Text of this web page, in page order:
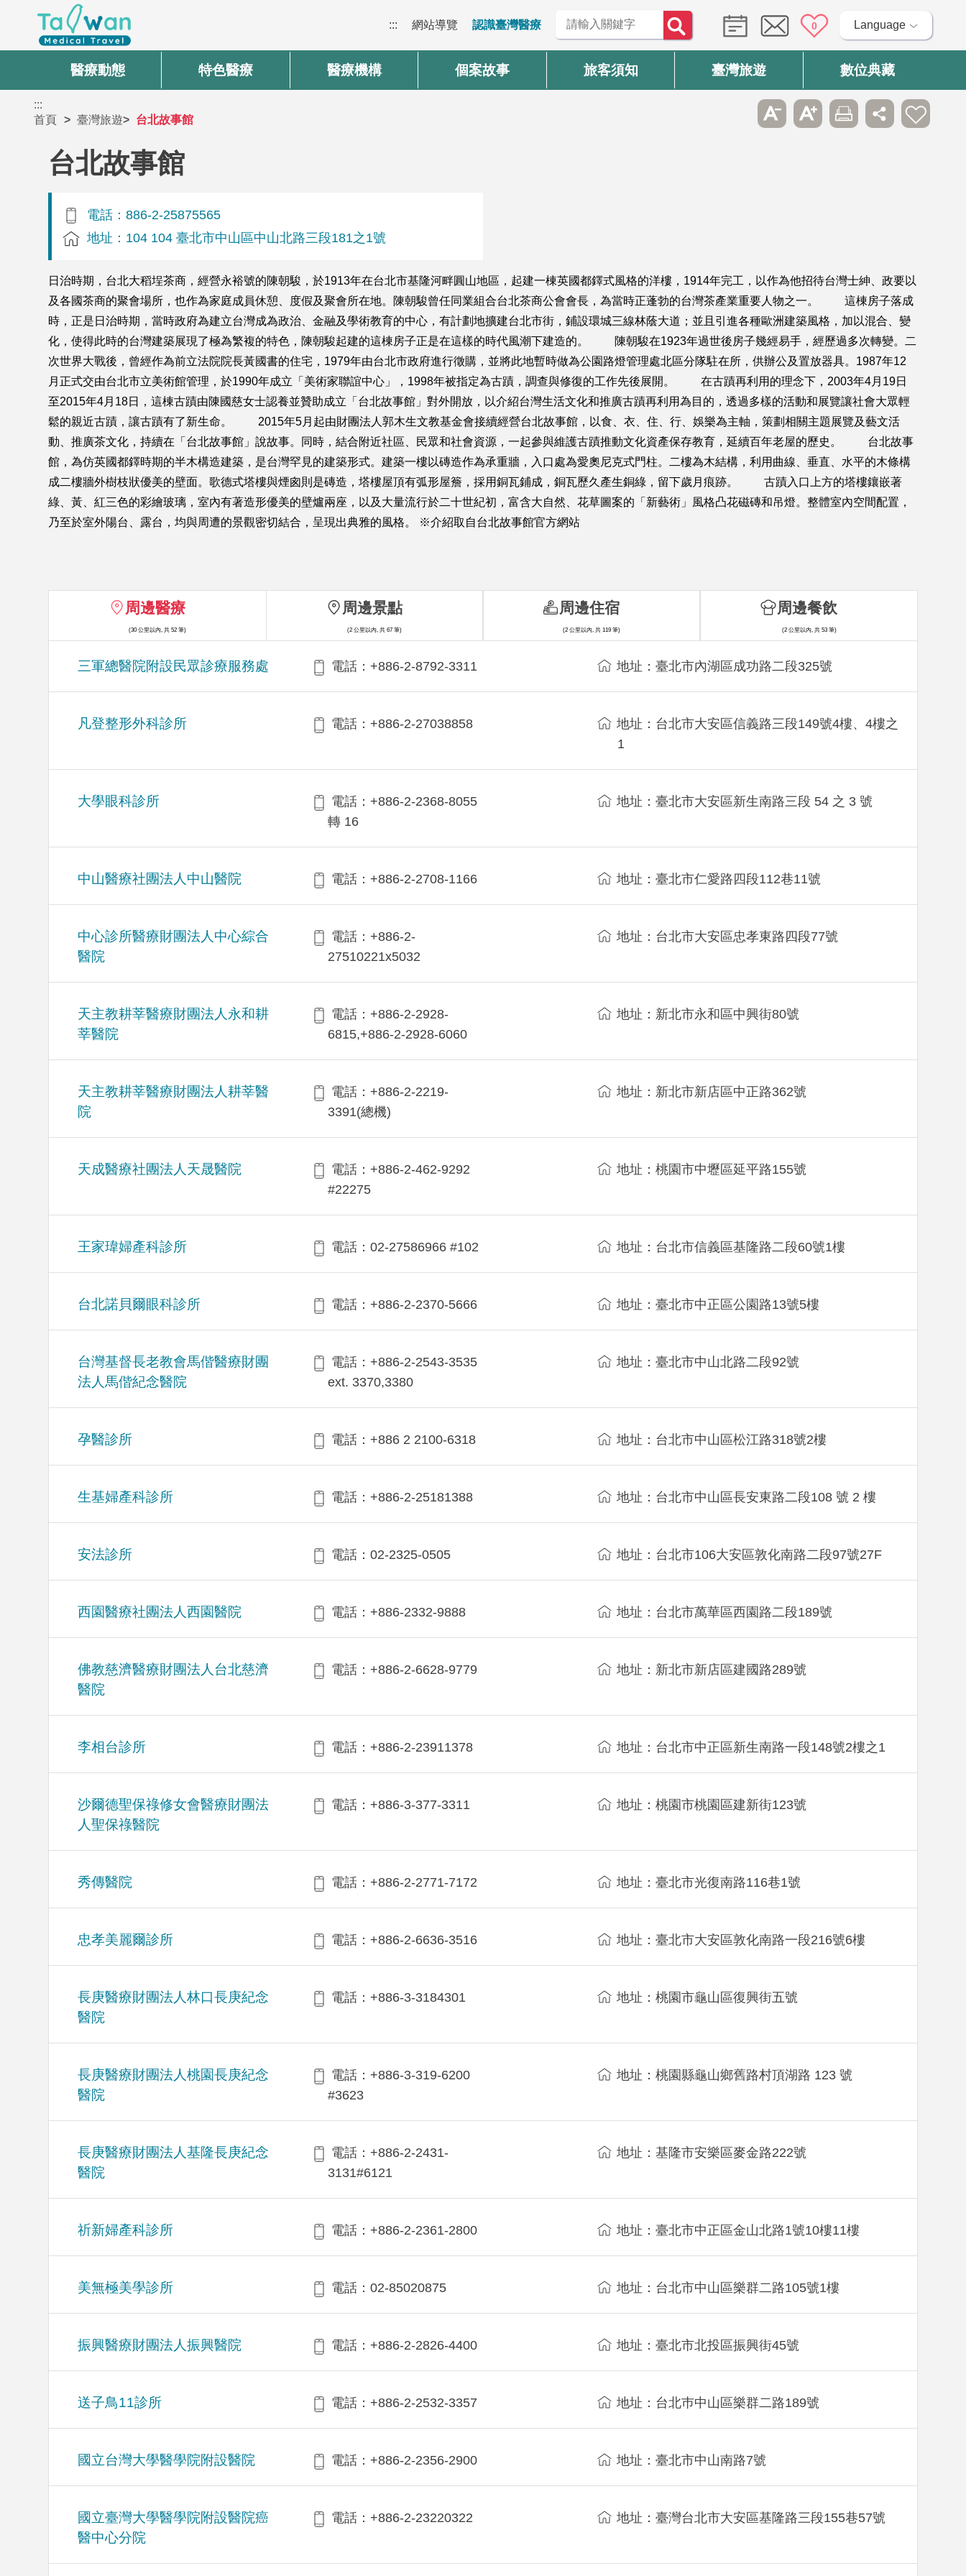
::: 網站導覽 認識臺灣醫療 0 Language
醫療動態 特色醫療 醫療機構 個案故事 旅客須知 臺灣旅遊 數位典藏
:::
首頁
臺灣旅遊 台北故事館
台北故事館
電話：886-2-25875565
地址：104 104 臺北市中山區中山北路三段181之1號
日治時期，台北大稻埕茶商，經營永裕號的陳朝駿，於1913年在台北市基隆河畔圓山地區，起建一棟英國都鐸式風格的洋樓，1914年完工，以作為他招待台灣士紳、政要以
及各國茶商的聚會場所，也作為家庭成員休憩、度假及聚會所在地。陳朝駿曾任同業組合台北茶商公會會長，為當時正蓬勃的台灣茶產業重要人物之一。 這棟房子落成
時，正是日治時期，當時政府為建立台灣成為政治、金融及學術教育的中心，有計劃地擴建台北市街，鋪設環城三線林蔭大道；並且引進各種歐洲建築風格，加以混合、變
化，使得此時的台灣建築展現了極為繁複的特色，陳朝駿起建的這棟房子正是在這樣的時代風潮下建造的。 陳朝駿在1923年過世後房子幾經易手，經歷過多次轉變。二
次世界大戰後，曾經作為前立法院院長黃國書的住宅，1979年由台北市政府進行徵購，並將此地暫時做為公園路燈管理處北區分隊駐在所，供辦公及置放器具。1987年12
月正式交由台北市立美術館管理，於1990年成立「美術家聯誼中心」，1998年被指定為古蹟，調查與修復的工作先後展開。 在古蹟再利用的理念下，2003年4月19日
至2015年4月18日，這棟古蹟由陳國慈女士認養並贊助成立「台北故事館」對外開放，以介紹台灣生活文化和推廣古蹟再利用為目的，透過多樣的活動和展覽讓社會大眾輕
鬆的親近古蹟，讓古蹟有了新生命。 2015年5月起由財團法人郭木生文教基金會接續經營台北故事館，以食、衣、住、行、娛樂為主軸，策劃相關主題展覽及藝文活
動、推廣茶文化，持續在「台北故事館」說故事。同時，結合附近社區、民眾和社會資源，一起參與維護古蹟推動文化資產保存教育，延續百年老屋的歷史。 台北故事
館，為仿英國都鐸時期的半木構造建築，是台灣罕見的建築形式。建築一樓以磚造作為承重牆，入口處為愛奧尼克式門柱。二樓為木結構，利用曲線、垂直、水平的木條構
成二樓牆外樹枝狀優美的壁面。歌德式塔樓與煙囪則是磚造，塔樓屋頂有弧形屋簷，採用銅瓦鋪成，銅瓦歷久產生銅綠，留下歲月痕跡。 古蹟入口上方的塔樓鑲嵌著
綠、黃、紅三色的彩繪玻璃，室內有著造形優美的壁爐兩座，以及大量流行於二十世紀初，富含大自然、花草圖案的「新藝術」風格凸花磁磚和吊燈。整體室內空間配置，
乃至於室外陽台、露台，均與周遭的景觀密切結合，呈現出典雅的風格。 ※介紹取自台北故事館官方網站
周邊醫療
(30 公里以內, 共 52 筆)
三軍總醫院附設民眾診療服務處 電話：+886-2-8792-3311 地址：臺北市內湖區成功路二段325號
凡登整形外科診所 電話：+886-2-27038858
地址：台北市大安區信義路三段149號4樓、4樓之
1
大學眼科診所
電話：+886-2-2368-8055
轉 16
地址：臺北市大安區新生南路三段 54 之 3 號
中山醫療社團法人中山醫院 電話：+886-2-2708-1166 地址：臺北市仁愛路四段112巷11號
中心診所醫療財團法人中心綜合
醫院
電話：+886-2-
27510221x5032
地址：台北市大安區忠孝東路四段77號
天主教耕莘醫療財團法人永和耕
莘醫院
電話：+886-2-2928-
6815,+886-2-2928-6060
地址：新北市永和區中興街80號
天主教耕莘醫療財團法人耕莘醫
院
電話：+886-2-2219-
3391(總機)
地址：新北市新店區中正路362號
天成醫療社團法人天晟醫院
電話：+886-2-462-9292
#22275
地址：桃園市中壢區延平路155號
王家瑋婦產科診所 電話：02-27586966 #102 地址：台北市信義區基隆路二段60號1樓
台北諾貝爾眼科診所 電話：+886-2-2370-5666 地址：臺北市中正區公園路13號5樓
台灣基督長老教會馬偕醫療財團
法人馬偕紀念醫院
電話：+886-2-2543-3535
ext. 3370,3380
地址：臺北市中山北路二段92號
孕醫診所 電話：+886 2 2100-6318 地址：台北市中山區松江路318號2樓
生基婦產科診所 電話：+886-2-25181388 地址：台北市中山區長安東路二段108 號 2 樓
安法診所 電話：02-2325-0505 地址：台北市106大安區敦化南路二段97號27F
西園醫療社團法人西園醫院 電話：+886-2332-9888 地址：台北市萬華區西園路二段189號
佛教慈濟醫療財團法人台北慈濟
醫院
電話：+886-2-6628-9779 地址：新北市新店區建國路289號
李相台診所 電話：+886-2-23911378 地址：台北市中正區新生南路一段148號2樓之1
沙爾德聖保祿修女會醫療財團法
人聖保祿醫院
電話：+886-3-377-3311 地址：桃園市桃園區建新街123號
秀傳醫院 電話：+886-2-2771-7172 地址：臺北市光復南路116巷1號
忠孝美麗爾診所 電話：+886-2-6636-3516 地址：臺北市大安區敦化南路一段216號6樓
長庚醫療財團法人林口長庚紀念
醫院
電話：+886-3-3184301 地址：桃園市龜山區復興街五號
長庚醫療財團法人桃園長庚紀念
醫院
電話：+886-3-319-6200
#3623
地址：桃園縣龜山鄉舊路村頂湖路 123 號
長庚醫療財團法人基隆長庚紀念
醫院
電話：+886-2-2431-
3131#6121
地址：基隆市安樂區麥金路222號
祈新婦產科診所 電話：+886-2-2361-2800 地址：臺北市中正區金山北路1號10樓11樓
美無極美學診所 電話：02-85020875 地址：台北市中山區樂群二路105號1樓
振興醫療財團法人振興醫院 電話：+886-2-2826-4400 地址：臺北市北投區振興街45號
送子鳥11診所 電話：+886-2-2532-3357 地址：台北巿中山區樂群二路189號
國立台灣大學醫學院附設醫院 電話：+886-2-2356-2900 地址：臺北市中山南路7號
國立臺灣大學醫學院附設醫院癌
醫中心分院
電話：+886-2-23220322 地址：臺灣台北市大安區基隆路三段155巷57號
周邊景點
(2 公里以內, 共 67 筆)
周邊住宿
(2 公里以內, 共 119 筆)
周邊餐飲
(2 公里以內, 共 53 筆)